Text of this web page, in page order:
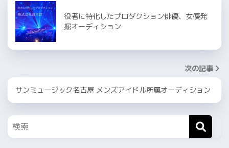
役者に特化したプロダクション俳優、女優発
掘オーディション
次の記事
サンミュージック名古屋 メンズアイドル所属オーディション